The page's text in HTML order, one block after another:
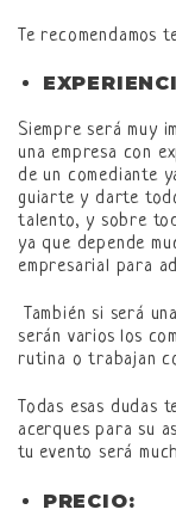
Te recomendamos
Siempre será muy
una empresa con
de un comediante
guiarte y darte
talento, y sobre
ya que depende
empresarial para
También si será
serán varios los
rutina o trabajan
Todas esas dudas
acerques para su
tu evento será
PRECIO: